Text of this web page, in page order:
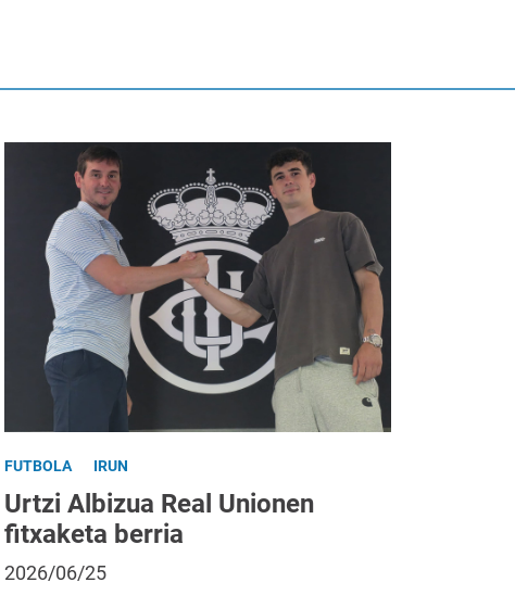
FUTBOLA IRUN
Urtzi Albizua Real Unionen
fitxaketa berria
2026/06/25